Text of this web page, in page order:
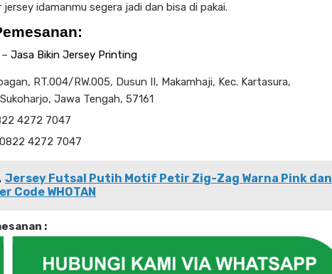
idamanmu segera jadi dan bisa di pakai.
Jasa Bikin Jersey Printing
RT.004/RW.005, Dusun II, Makamhaji, Kec. Kartasura,
Jawa Tengah, 57161
4272 7047
4272 7047
Jersey Futsal Putih Motif Petir Zig-Zag Warna Pink dan
Code WHOTAN
: